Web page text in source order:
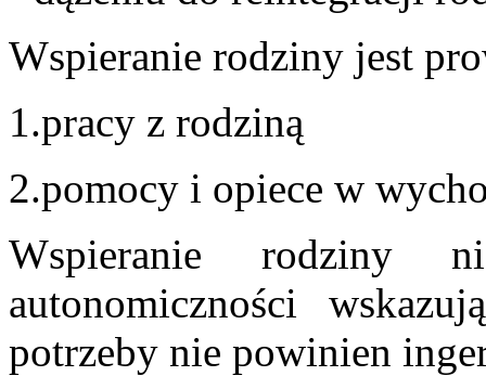
Wspieranie rodziny jest
1.pracy z rodziną
2.pomocy i opiece w
Wspieranie
autonomiczności
potrzeby nie powinien